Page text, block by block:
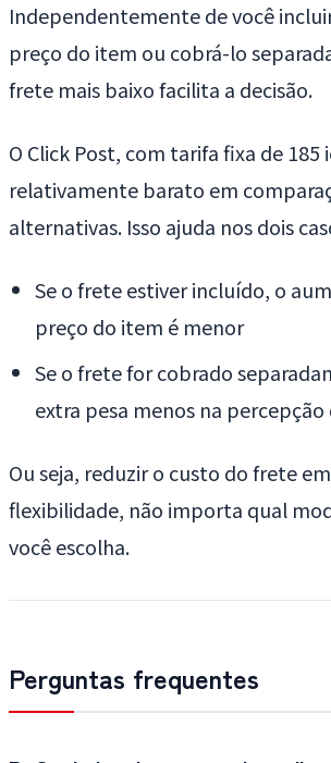
Independentemente de você
preço do item ou cobrá-lo
frete mais baixo facilita a decisão.
O Click Post, com tarifa fixa de 185
relativamente barato em
alternativas. Isso ajuda nos dois
Se o frete estiver incluído, o
preço do item é menor
Se o frete for cobrado
extra pesa menos na
Ou seja, reduzir o custo do frete
flexibilidade, não importa qual
você escolha.
Perguntas frequentes